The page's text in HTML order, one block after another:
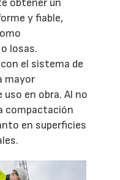
obtener un
y fiable,
losas.
el sistema de
mayor
en obra. Al no
compactación
en superficies